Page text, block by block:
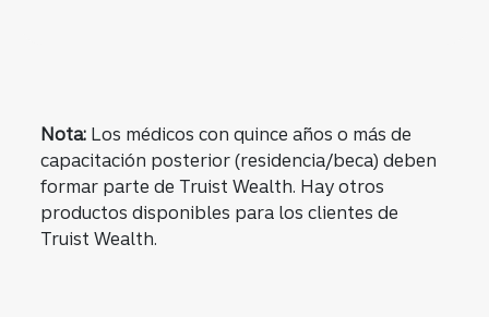
Nota: Los médicos con quince años o más de
capacitación posterior (residencia/beca) deben
formar parte de Truist Wealth. Hay otros
productos disponibles para los clientes de
Truist Wealth.